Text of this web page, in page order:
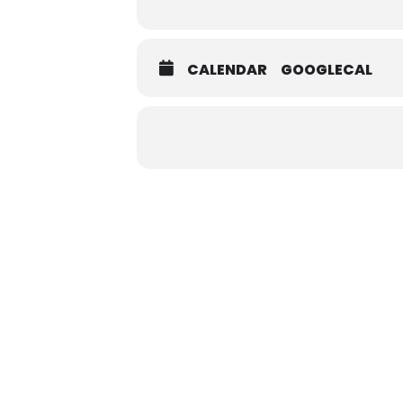
CALENDAR GOOGLECAL